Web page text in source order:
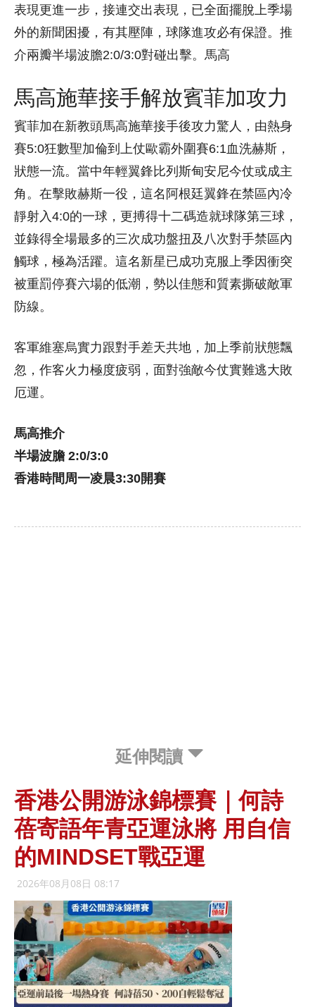
表現更進一步，接連交出表現，已全面擺脫上季場
外的新聞困擾，有其壓陣，球隊進攻必有保證。推
介兩瓣半場波膽2:0/3:0對碰出擊。馬高
馬高施華接手解放賓菲加攻力
賓菲加在新教頭馬高施華接手後攻力驚人，由熱身
賽5:0狂數聖加倫到上仗歐霸外圍賽6:1血洗赫斯，
狀態一流。當中年輕翼鋒比列斯甸安尼今仗或成主
角。在擊敗赫斯一役，這名阿根廷翼鋒在禁區內冷
靜射入4:0的一球，更搏得十二碼造就球隊第三球，
並錄得全場最多的三次成功盤扭及八次對手禁區內
觸球，極為活躍。這名新星已成功克服上季因衝突
被重罰停賽六場的低潮，勢以佳態和質素撕破敵軍
防線。
客軍維塞烏實力跟對手差天共地，加上季前狀態飄
忽，作客火力極度疲弱，面對強敵今仗實難逃大敗
厄運。
馬高推介
半場波膽 2:0/3:0
香港時間周一凌晨3:30開賽
延伸閱讀
香港公開游泳錦標賽｜何詩
蓓寄語年青亞運泳將 用自信
的MINDSET戰亞運
2026年08月08日 08:17